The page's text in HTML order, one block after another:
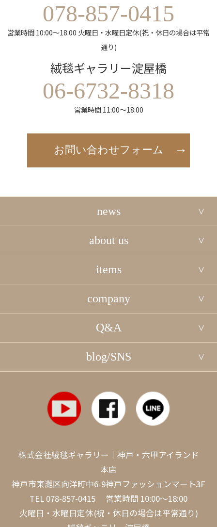
078-857-0415
営業時間 10:00～18:00 火曜日・水曜日定休(祝・休日の場合は平常
通り)
絨毯ギャラリー淀屋橋
06-6732-8318
営業時間 11:00～18:00
お問い合わせフォーム
news
about us
items
company
Q&A
blog/SNS
株式会社絨毯ギャラリー｜神戸・六甲アイランド
本店
神戸市東灘区向洋町中6-9神戸ファッションマート3F
TEL 078-857-0415 営業時間 10:00～18:00
火曜日・水曜日定休(祝・休日の場合は平常通り)